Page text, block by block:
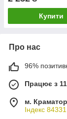
Купити
Про нас
96%
Працює з
м.
Індекс